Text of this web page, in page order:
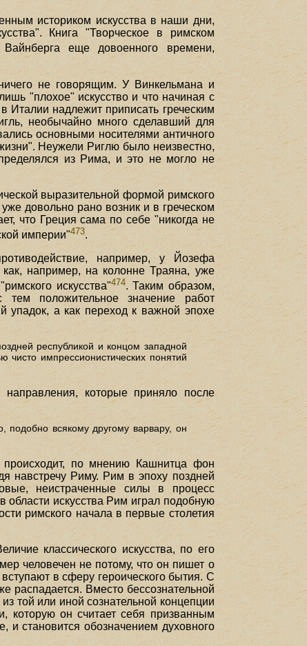
историком искусства в наши дни,
Книга "Творческое в римском
еще довоенного времени,
не говорящим. У Винкельмана и
"плохое" искусство и что начиная с
Италии надлежит приписать греческим
необычайно много сделавший для
основными носителями античного
Неужели Риглю было неизвестно,
из Рима, и это не могло не
выразительной формой римского
довольно рано возник и в греческом
что Греция сама по себе "никогда не
империи"473.
например, у Йозефа
например, на колонне Траяна, уже
искусства"474. Таким образом,
тем положительное значение работ
упадок, а как переход к важной эпохе
республикой и концом западной
импрессионистических понятий
которые приняло после
подобно всякому другому варвару, он
происходит, по мнению Кашнитца фон
навстречу Риму. Рим в эпоху поздней
неистраченные силы в процесс
искусства Рим играл подобную
римского начала в первые столетия
классического искусства, по его
человечен не потому, что он пишет о
в сферу героического бытия. С
распадается. Вместо бессознательной
той или иной сознательной концепции
которую он считает себя призванным
и становится обозначением духовного